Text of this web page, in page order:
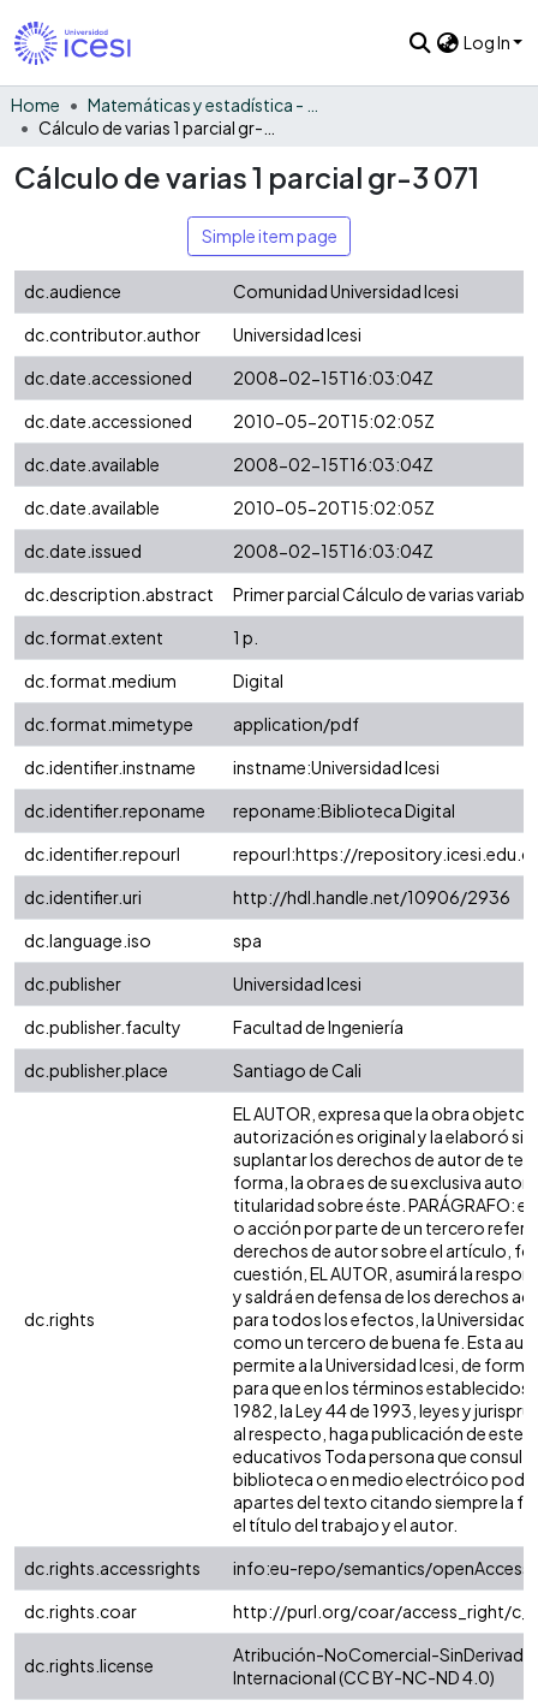
Log In
Home
Cálculo de varias 1 parcial gr-3 071
Simple item page
dc.audience
Comunidad Universidad Icesi
dc.contributor.author
Universidad Icesi
dc.date.accessioned
2008-02-15T16:03:04Z
dc.date.accessioned
2010-05-20T15:02:05Z
dc.date.available
2008-02-15T16:03:04Z
dc.date.available
2010-05-20T15:02:05Z
dc.date.issued
2008-02-15T16:03:04Z
dc.description.abstract
Primer parcial Cálculo de varias
dc.format.extent
1 p.
dc.format.medium
Digital
dc.format.mimetype
application/pdf
dc.identifier.instname
instname:Universidad Icesi
dc.identifier.reponame
reponame:Biblioteca Digital
dc.identifier.repourl
repourl:https://
dc.identifier.uri
http://hdl.handle.net/10906/2936
dc.language.iso
spa
dc.publisher
Universidad Icesi
dc.publisher.faculty
Facultad de Ingeniería
dc.publisher.place
Santiago de Cali
dc.rights
EL AUTOR, expresa que la obra objeto
autorización es original y la elaboró
suplantar los derechos de autor de
forma, la obra es de su exclusiva
titularidad sobre éste. PARÁGRAFO:
o acción por parte de un tercero
derechos de autor sobre el artículo,
cuestión, EL AUTOR, asumirá la
y saldrá en defensa de los derechos
para todos los efectos, la Universidad
como un tercero de buena fe. Esta
permite a la Universidad Icesi, de
para que en los términos establecidos
1982, la Ley 44 de 1993, leyes y
al respecto, haga publicación de este
educativos Toda persona que consulte
biblioteca o en medio electróico
apartes del texto citando siempre la
el título del trabajo y el autor.
dc.rights.accessrights
info:eu-repo/semantics/openAccess
dc.rights.coar
http://purl.org/coar/access_right/
dc.rights.license
Atribución-NoComercial-
Internacional (CC BY-NC-ND 4.0)